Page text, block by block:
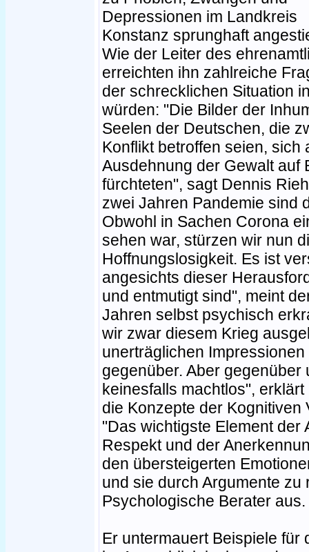
Depressionen im Landkreis
Konstanz sprunghaft
Wie der Leiter des
erreichten ihn zahlreiche
der schrecklichen Situation
würden: "Die Bilder der
Seelen der Deutschen, die
Konflikt betroffen seien,
Ausdehnung der Gewalt auf
fürchteten", sagt Dennis
zwei Jahren Pandemie sind
Obwohl in Sachen Corona
sehen war, stürzen wir nun
Hoffnungslosigkeit. Es ist
angesichts dieser
und entmutigt sind", meint
Jahren selbst psychisch
wir zwar diesem Krieg
unerträglichen
gegenüber. Aber
keinesfalls machtlos",
die Konzepte der
"Das wichtigste Element der
Respekt und der
den übersteigerten
und sie durch Argumente
Psychologische Berater aus.
Er untermauert Beispiele für